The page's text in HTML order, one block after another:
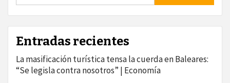
Entradas recientes
La masificación turística tensa la cuerda en Baleares:
“Se legisla contra nosotros” | Economía